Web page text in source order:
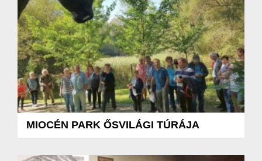
MIOCÉN PARK ŐSVILÁGI TÚRÁJA